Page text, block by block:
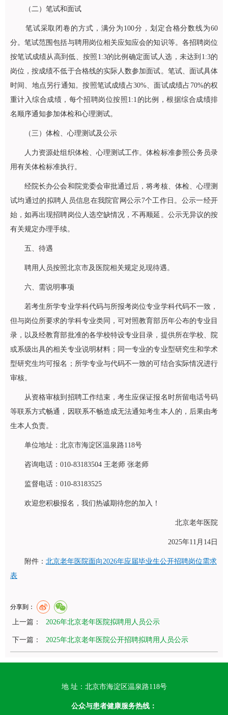
（二）笔试和面试
笔试采取闭卷的方式，满分为100分，划定合格分数线为60
分。笔试范围包括与聘用岗位相关应知应会的知识等。各招聘岗位
按笔试成绩从高到低、按照1:3的比例确定面试人选，未达到1:3的
岗位，按成绩不低于合格线的实际人数参加面试。笔试、面试具体
时间、地点另行通知。按照笔试成绩占30%、面试成绩占70%的权
重计入综合成绩，每个招聘岗位按照1:1的比例，根据综合成绩排
名顺序通知参加体检和心理测试。
（三）体检、心理测试及公示
人力资源处组织体检、心理测试工作。体检标准参照公务员录
用有关体检标准执行。
经院长办公会和院党委会审批通过后，将考核、体检、心理测
试均通过的拟聘人员信息在我院官网公示7个工作日。公示一经开
始，如再出现招聘岗位人选空缺情况，不再顺延。公示无异议的按
有关规定办理手续。
五、待遇
聘用人员按照北京市及医院相关规定兑现待遇。
六、需说明事项
若考生所学专业学科代码与所报考岗位专业学科代码不一致，
但与岗位所要求的学科专业类同，可对照教育部历年公布的专业目
录，以及经教育部批准的各学校特设专业目录，提供所在学校、院
或系级出具的相关专业说明材料；同一专业的专业型研究生和学术
型研究生均可报名；所学专业与代码不一致的可结合实际情况进行
审核。
从资格审核到招聘工作结束，考生应保证报名时所留电话号码
等联系方式畅通，因联系不畅造成无法通知考生本人的，后果由考
生本人负责。
单位地址：北京市海淀区温泉路118号
咨询电话：010-83183504 王老师 张老师
监督电话：010-83183525
欢迎您积极报名，我们热诚期待您的加入！
北京老年医院
2025年11月14日
附件： 北京老年医院面向2026年应届毕业生公开招聘岗位需求
表
分享到：
上一篇： 2026年北京老年医院拟聘用人员公示
下一篇： 2025年北京老年医院公开招聘拟聘用人员公示
地 址：北京市海淀区温泉路118号
公众与患者健康服务热线：